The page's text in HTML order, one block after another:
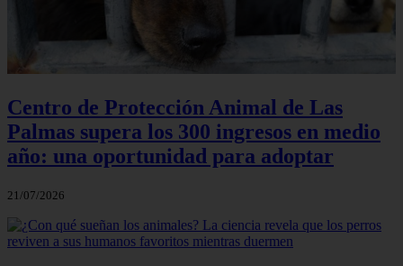
Centro de Protección Animal de Las
Palmas supera los 300 ingresos en medio
año: una oportunidad para adoptar
21/07/2026